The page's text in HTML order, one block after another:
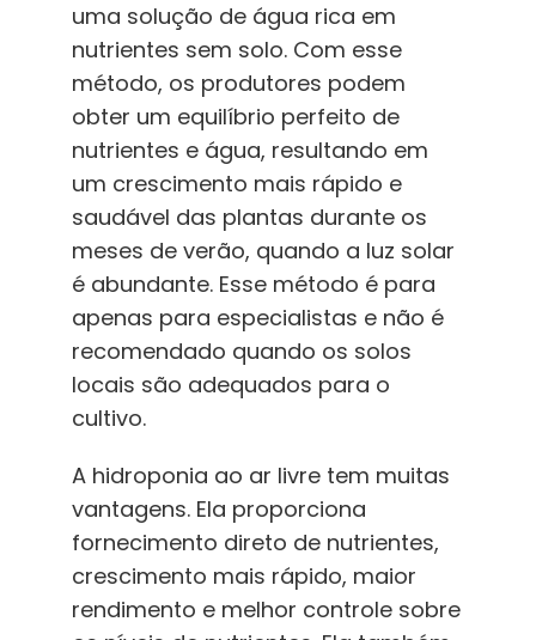
uma solução de água rica em
nutrientes sem solo. Com esse
método, os produtores podem
obter um equilíbrio perfeito de
nutrientes e água, resultando em
um crescimento mais rápido e
saudável das plantas durante os
meses de verão, quando a luz solar
é abundante. Esse método é para
apenas para especialistas e não é
recomendado quando os solos
locais são adequados para o
cultivo.
A hidroponia ao ar livre tem muitas
vantagens. Ela proporciona
fornecimento direto de nutrientes,
crescimento mais rápido, maior
rendimento e melhor controle sobre